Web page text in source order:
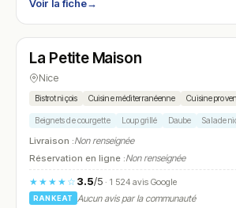
Voir la fiche→
N° 9
La Petite Maison
Nice
Bistrot niçois Cuisine méditerranéenne Cuisine
Beignets de courgette Loup grillé Daube Salade
Livraison :Non renseignée
Réservation en ligne :Non renseignée
★★★★☆ 3.5/5· 1 524 avis Google
RANKEAT
Aucun avis par la communauté